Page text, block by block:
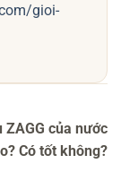
gioi-
ZAGG của nước
Có tốt không?